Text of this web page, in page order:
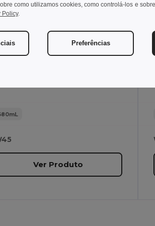
94286
Garrafa para sublimação em aço inoxidável 380 mL
Ver Produto
como utilizamos cookies, como controlá-los e
Policy.
Preferências